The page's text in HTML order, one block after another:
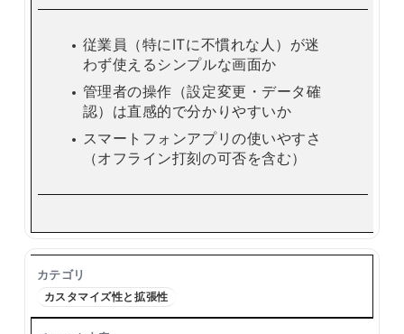
従業員（特にITに不慣れな人）が迷
わず使えるシンプルな画面か
管理者の操作（設定変更・データ確
認）は直感的で分かりやすいか
スマートフォンアプリの使いやすさ
（オフライン打刻の可否を含む）
カスタマイズ性と拡張性